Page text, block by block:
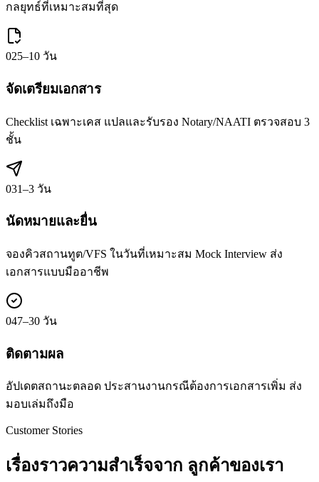
กลยุทธ์ที่เหมาะสมที่สุด
025–10 วัน
จัดเตรียมเอกสาร
Checklist เฉพาะเคส แปลและรับรอง Notary/NAATI ตรวจสอบ 3
ชั้น
031–3 วัน
นัดหมายและยื่น
จองคิวสถานทูต/VFS ในวันที่เหมาะสม Mock Interview ส่ง
เอกสารแบบมืออาชีพ
047–30 วัน
ติดตามผล
อัปเดตสถานะตลอด ประสานงานกรณีต้องการเอกสารเพิ่ม ส่ง
มอบเล่มถึงมือ
Customer Stories
เรื่องราวความสำเร็จจาก ลูกค้าของเรา